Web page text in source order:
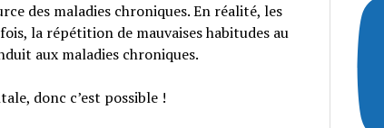
des maladies chroniques. En réalité, les
la répétition de mauvaises habitudes au
aux maladies chroniques.
donc c’est possible !